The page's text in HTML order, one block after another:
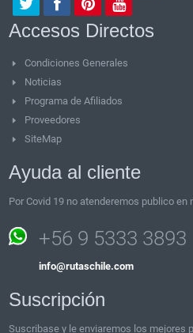
Accesos Directos
Condiciones Generales
Noticias
Programa de Afiliados
Proveedores
SiteMap
Ayuda al cliente
Por Covid 19 no atenderemos publico en
+56 9 5333 3893
info@rutaschile.com
Suscripción
Suscribase y le enviaremos los mejores